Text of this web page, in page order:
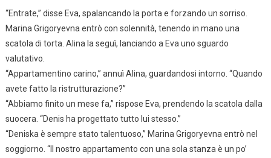
“Entrate,” disse Eva, spalancando la porta e forzando un sorriso.
Marina Grigoryevna entrò con solennità, tenendo in mano una
scatola di torta. Alina la seguì, lanciando a Eva uno sguardo
valutativo.
“Appartamentino carino,” annuì Alina, guardandosi intorno. “Quando
avete fatto la ristrutturazione?”
“Abbiamo finito un mese fa,” rispose Eva, prendendo la scatola dalla
suocera. “Denis ha progettato tutto lui stesso.”
“Deniska è sempre stato talentuoso,” Marina Grigoryevna entrò nel
soggiorno. “Il nostro appartamento con una sola stanza è un po’